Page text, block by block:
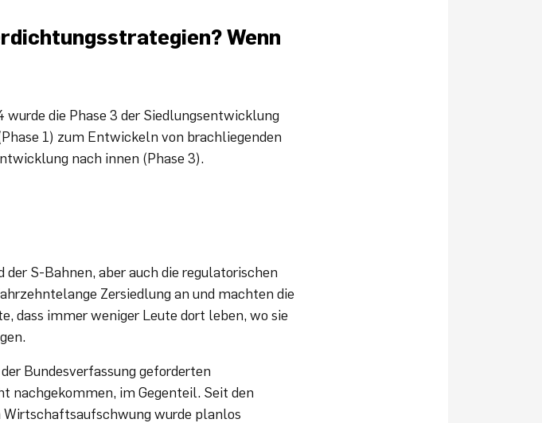
Wenn
die Phase 3 der Siedlungsentwicklung
1) zum Entwickeln von brachliegenden
nach innen (Phase 3).
S-Bahnen, aber auch die regulatorischen
Zersiedlung an und machten die
dass immer weniger Leute dort leben, wo sie
Bundesverfassung geforderten
nachgekommen, im Gegenteil. Seit den
Wirtschaftsaufschwung wurde planlos